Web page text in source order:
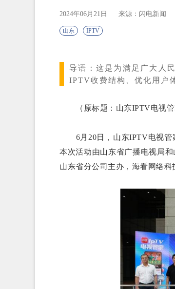
2024年06月21日 来源：闪电新闻
山东 IPTV
导语： 这是为满足广大人
IPTV收费结构、优化用户
（原标题：山东IPTV电视管
6月20日，山东IPTV电视管家
本次活动由山东省广播电视局
山东省分公司主办，海看网络科